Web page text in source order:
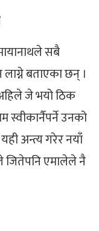
सबै
बताएका छन् ।
जे भयो ठिक
स्वीकार्नैपर्ने उनको
अन्त्य गरेर नयाँ
जितेपनि एमालेले नै